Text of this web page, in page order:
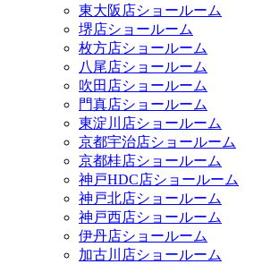
東大阪店ショールーム
堺店ショールーム
枚方店ショールーム
八尾店ショールーム
吹田店ショールーム
門真店ショールーム
東淀川店ショールーム
京都宇治店ショールーム
京都桂店ショールーム
神戸HDC店ショールーム
神戸北店ショールーム
神戸西店ショールーム
伊丹店ショールーム
加古川店ショールーム